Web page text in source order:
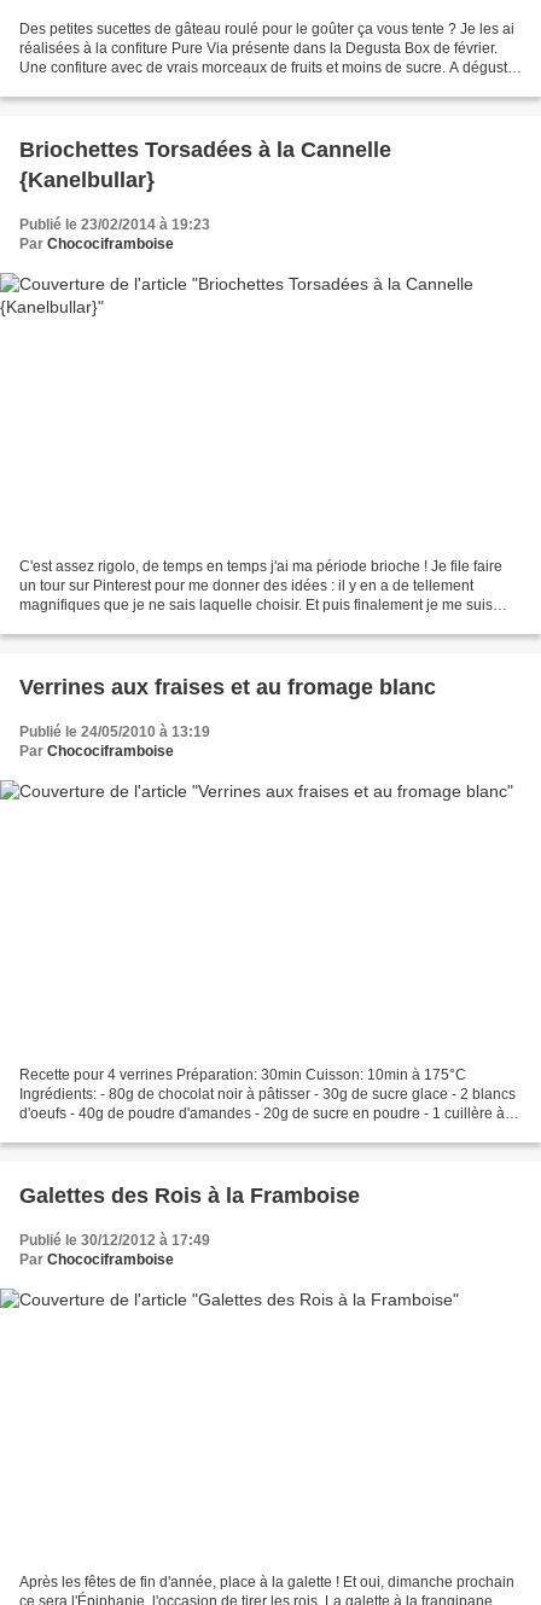
Des petites sucettes de gâteau roulé pour le goûter ça vous tente ? Je les ai
réalisées à la confiture Pure Via présente dans la Degusta Box de février.
Une confiture avec de vrais morceaux de fruits et moins de sucre. A déguster
Briochettes Torsadées à la Cannelle
{Kanelbullar}
Publié le 23/02/2014 à 19:23
Par Chocociframboise
C'est assez rigolo, de temps en temps j'ai ma période brioche ! Je file faire
un tour sur Pinterest pour me donner des idées : il y en a de tellement
magnifiques que je ne sais laquelle choisir. Et puis finalement je me suis
Verrines aux fraises et au fromage blanc
Publié le 24/05/2010 à 13:19
Par Chocociframboise
Recette pour 4 verrines Préparation: 30min Cuisson: 10min à 175°C
Ingrédients: - 80g de chocolat noir à pâtisser - 30g de sucre glace - 2 blancs
d'oeufs - 40g de poudre d'amandes - 20g de sucre en poudre - 1 cuillère à
Galettes des Rois à la Framboise
Publié le 30/12/2012 à 17:49
Par Chocociframboise
Après les fêtes de fin d'année, place à la galette ! Et oui, dimanche prochain
ce sera l'Épiphanie, l'occasion de tirer les rois. La galette à la frangipane